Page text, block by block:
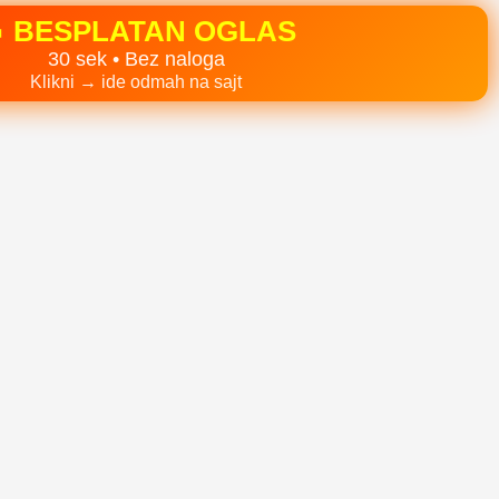
BESPLATAN OGLAS
30 sek • Bez naloga
Klikni → ide odmah na sajt